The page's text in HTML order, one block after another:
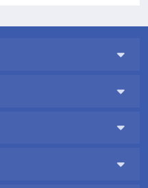



